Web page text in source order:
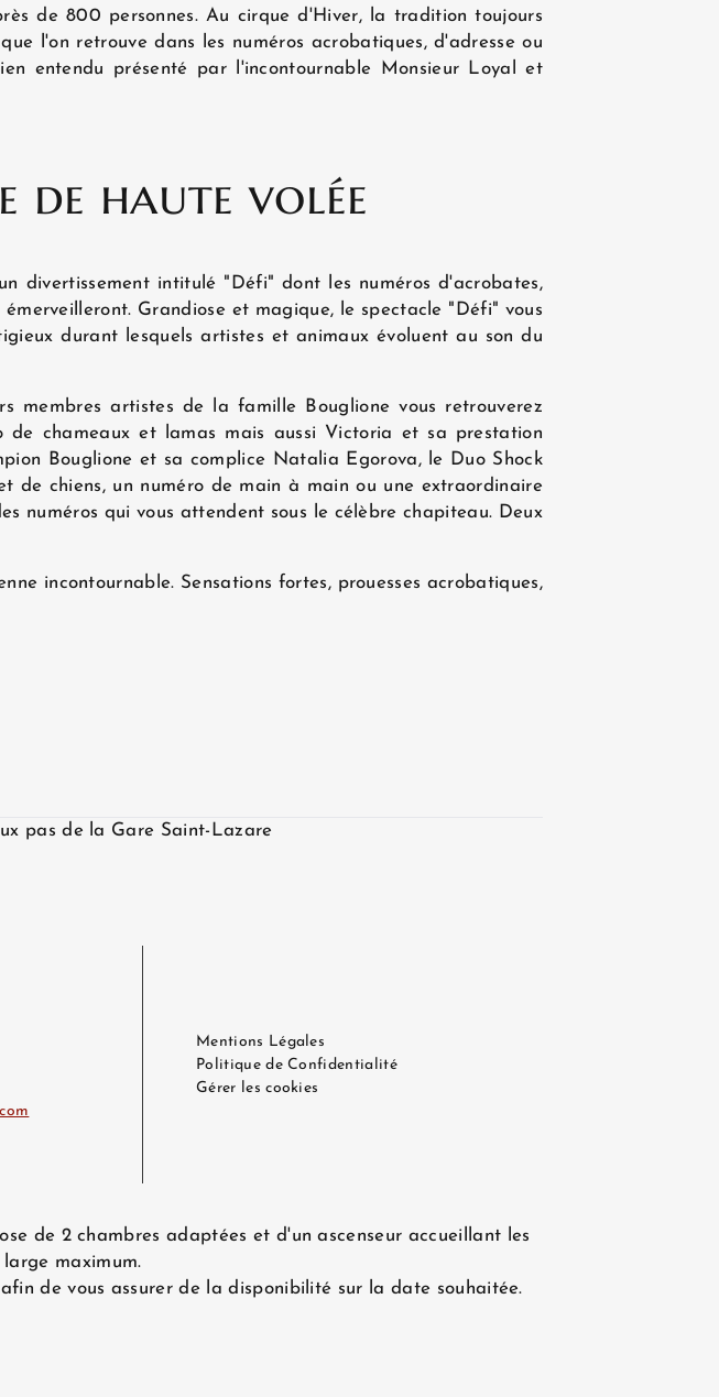
de 800 personnes. Au cirque d'Hiver, la tradition toujours
l'on retrouve dans les numéros acrobatiques, d'adresse ou
entendu présenté par l'incontournable Monsieur Loyal et
de haute volée
divertissement intitulé "Défi" dont les numéros d'acrobates,
Grandiose et magique, le spectacle "Défi" vous
durant lesquels artistes et animaux évoluent au son du
membres artistes de la famille Bouglione vous retrouverez
de chameaux et lamas mais aussi Victoria et sa prestation
Bouglione et sa complice Natalia Egorova, le Duo Shock
chiens, un numéro de main à main ou une extraordinaire
numéros qui vous attendent sous le célèbre chapiteau. Deux
incontournable. Sensations fortes, prouesses acrobatiques,
pas de la Gare Saint-Lazare
Mentions Légales
Politique de Confidentialité
Gérer les cookies
de 2 chambres adaptées et d'un ascenseur accueillant les
maximum.
de vous assurer de la disponibilité sur la date souhaitée.